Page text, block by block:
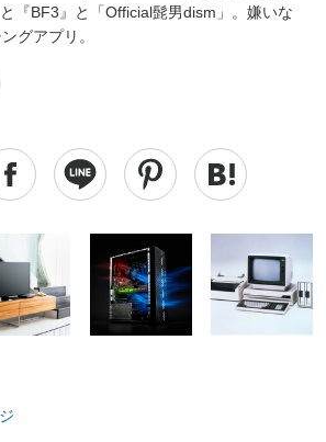
『BF3』と「Official髭男dism」。嫌いな
グアプリ。